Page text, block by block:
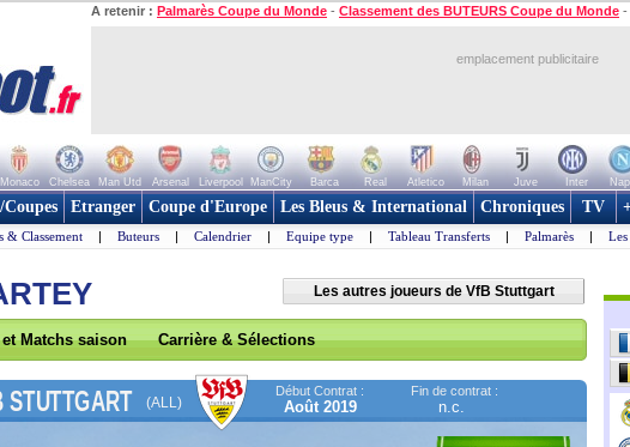
A retenir : Palmarès Coupe du Monde - Classement des BUTEURS Coupe du Monde -
emplacement publicitaire
Monaco Chelsea Man Utd Arsenal Liverpool ManCity Barca Real Atletico Milan Juve Inter
Etranger Coupe d'Europe Les Bleus & International Chroniques TV
& Classement | Buteurs | Calendrier | Equipe type | Tableau Transferts | Palmarès |
Les autres joueurs de VfB Stuttgart
Matchs saison Carrière & Sélections
STUTTGART (ALL)
Début Contrat :
Août 2019
Fin de contrat :
n.c.